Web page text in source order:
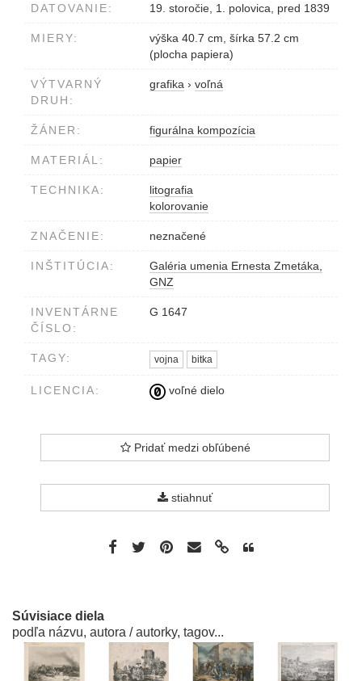
DATOVANIE: 19. storočie, 1. polovica, pred 1839
MIERY:
výška 40.7 cm, šírka 57.2 cm
(plocha papiera)
VÝTVARNÝ
DRUH:
grafika › voľná
ŽÁNER: figurálna kompozícia
MATERIÁL: papier
TECHNIKA:
litografia
kolorovanie
ZNAČENIE: neznačené
INŠTITÚCIA:
Galéria umenia Ernesta Zmetáka,
GNZ
INVENTÁRNE
ČÍSLO:
G 1647
TAGY: vojna bitka
LICENCIA: voľné dielo
Pridať medzi obľúbené
stiahnuť
Súvisiace diela
podľa názvu, autora / autorky, tagov...